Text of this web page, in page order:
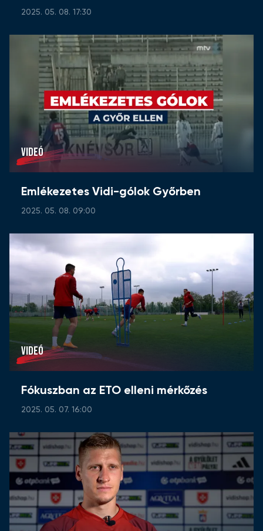
2025. 05. 08. 17:30
VIDEÓ
Emlékezetes Vidi-gólok Győrben
2025. 05. 08. 09:00
VIDEÓ
Fókuszban az ETO elleni mérkőzés
2025. 05. 07. 16:00